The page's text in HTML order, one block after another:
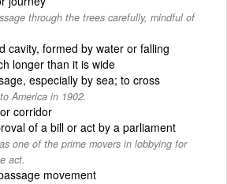
through the trees carefully, mindful of
cavity, formed by water or falling
longer than it is wide
especially by sea; to cross
America in 1902.
corridor
of a bill or act by a parliament
one of the prime movers in lobbying for
act.
movement